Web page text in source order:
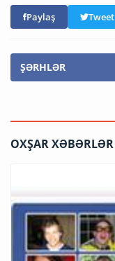
Paylaş Tweet
ŞƏRHLƏR
OXŞAR XƏBƏRLƏR